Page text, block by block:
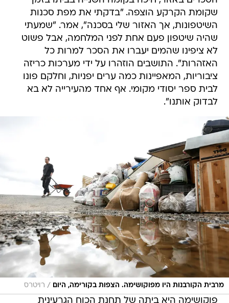
שקומת הקרקע הוצפה. "בדקתי את מפת סכנות
השיטפונות, אך האזור שלי בסכנה", אמר. "שמעתי
שהיה שיטפון פעם אחת לפני המלחמה, אבל פשוט
לא ציפינו שהמים יעברו את הסכר למרות כל
האזהרות". התושבים הוזהרו על ידי מערכות כריזה
ציבוריות, המאפיינות כמה ערים יפניות, וחלקם פונו
לבית ספר יסודי מקומי. אף אחד מהעירייה לא בא
לבדוק אותנו".
מרבית הקורבנות היו מפוקושימה. הצפות בקורימה, היום / רויטרס
פוקושימה היא ביתה של תחנת הכוח הגרעינית